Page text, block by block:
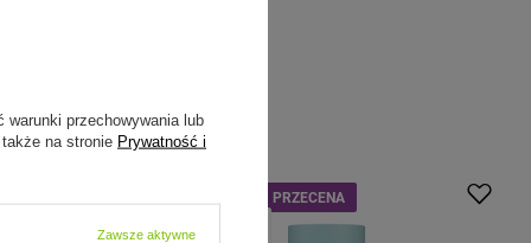
PRZECENA
warunki przechowywania lub
na stronie Prywatność i
Zawsze aktywne